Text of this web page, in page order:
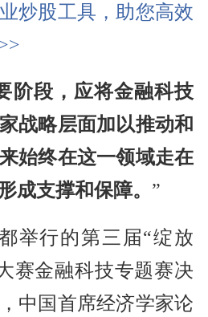
炒股工具，助您高效
阶段，应将金融科技
战略层面加以推动和
始终在这一领域走在
成支撑和保障。 ”
举行的第三届“绽放
赛金融科技专题赛决
中国首席经济学家论